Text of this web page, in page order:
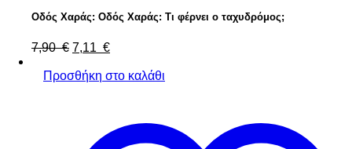
Οδός Χαράς: Οδός Χαράς: Τι φέρνει ο ταχυδρόμος;
7,90 € Original
was:
7,11 €Η
τιμή
Προσθήκη στο καλάθι